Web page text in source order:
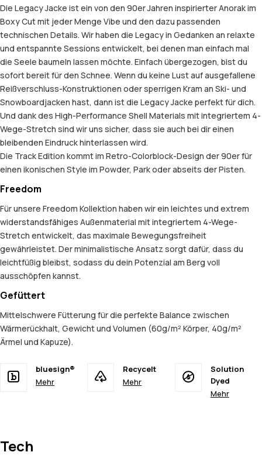
Die Legacy Jacke ist ein von den 90er Jahren inspirierter Anorak im
Boxy Cut mit jeder Menge Vibe und den dazu passenden
technischen Details. Wir haben die Legacy in Gedanken an relaxte
und entspannte Sessions entwickelt, bei denen man einfach mal
die Seele baumeln lassen möchte. Einfach übergezogen, bist du
sofort bereit für den Schnee. Wenn du keine Lust auf ausgefallene
Reißverschluss-Konstruktionen oder sperrigen Kram an Ski- und
Snowboardjacken hast, dann ist die Legacy Jacke perfekt für dich.
Und dank des High-Performance Shell Materials mit integriertem 4-
Wege-Stretch sind wir uns sicher, dass sie auch bei dir einen
bleibenden Eindruck hinterlassen wird.
Die Track Edition kommt im Retro-Colorblock-Design der 90er für
einen ikonischen Style im Powder, Park oder abseits der Pisten.
Freedom
Für unsere Freedom Kollektion haben wir ein leichtes und extrem
widerstandsfähiges Außenmaterial mit integriertem 4-Wege-
Stretch entwickelt, das maximale Bewegungsfreiheit
gewährleistet. Der minimalistische Ansatz sorgt dafür, dass du
leichtfüßig bleibst, sodass du dein Potenzial am Berg voll
ausschöpfen kannst.
Gefüttert
Mittelschwere Fütterung für die perfekte Balance zwischen
Wärmerückhalt, Gewicht und Volumen (60g/m² Körper, 40g/m²
Ärmel und Kapuze).
bluesign®
Mehr
Recycelt
Mehr
Solution
Dyed
Mehr
Tech